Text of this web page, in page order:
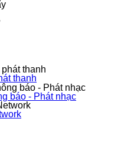
thanh
báo - Phát nhạc